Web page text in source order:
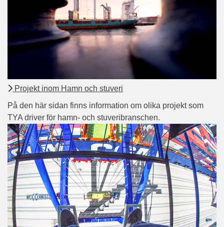
Projekt inom Hamn och stuveri
På den här sidan finns information om olika projekt som
TYA driver för hamn- och stuveribranschen.